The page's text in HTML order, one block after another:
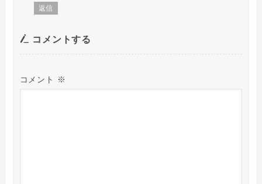
返信
コメントする
コメント ※